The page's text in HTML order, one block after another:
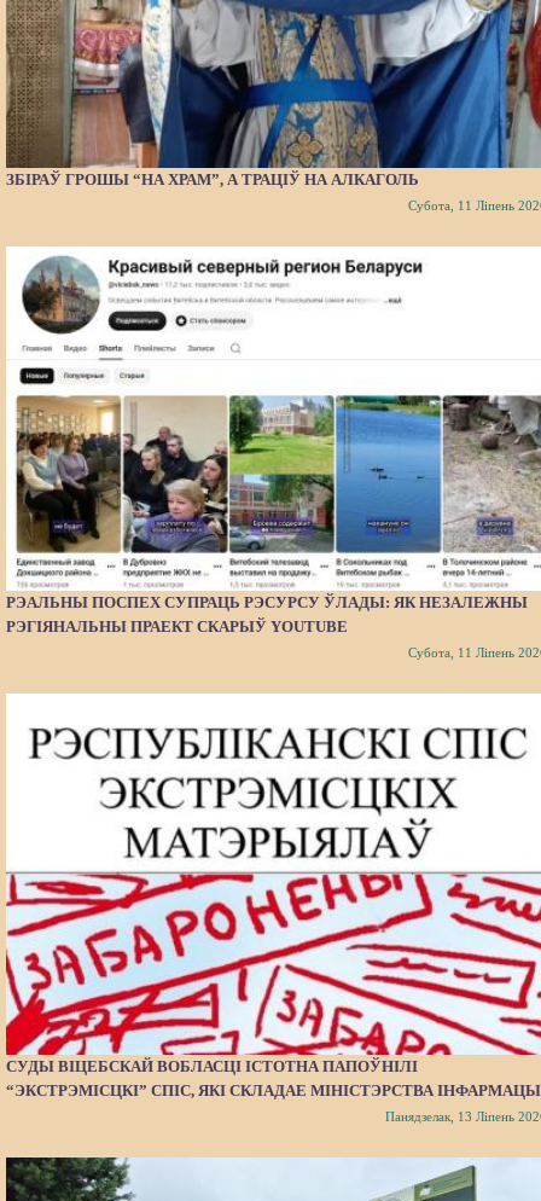
ЗБІРАЎ ГРОШЫ “НА ХРАМ”, А ТРАЦІЎ НА АЛКАГОЛЬ
Субота, 11 Ліпень
РЭАЛЬНЫ ПОСПЕХ СУПРАЦЬ РЭСУРСУ ЎЛАДЫ: ЯК НЕЗАЛЕЖНЫ
РЭГІЯНАЛЬНЫ ПРАЕКТ СКАРЫЎ YOUTUBE
Субота, 11 Ліпень
СУДЫ ВІЦЕБСКАЙ ВОБЛАСЦІ ІСТОТНА ПАПОЎНІЛІ
“ЭКСТРЭМІСЦКІ” СПІС, ЯКІ СКЛАДАЕ МІНІСТЭРСТВА
Панядзелак, 13 Ліпень